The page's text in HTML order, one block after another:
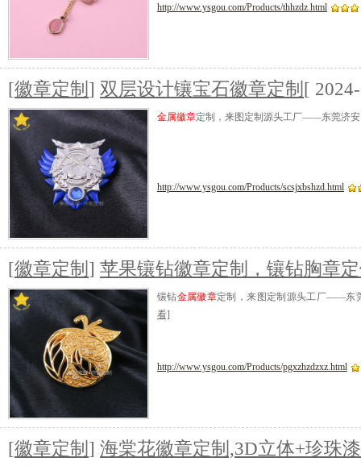
http://www.ysgou.com/Products/thhzdz.html
[徽章定制 ] 双层设计镶宝石徽章定制 [
金属徽章定制，来图定制源头工厂——东莞济
http://www.ysgou.com/Products/scsjxbshzd.html
[徽章定制 ] 苹果镶钻徽章定制，镶钻胸章
镶钻金属徽章定制，来图定制源头工厂——东
看]
http://www.ysgou.com/Products/pgxzhzdzxz.html
[徽章定制 ] 海棠花徽章定制,3D立体+珍珠